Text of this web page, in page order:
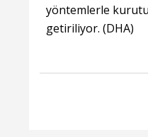
yöntemlerle
getiriliyor. (DHA)